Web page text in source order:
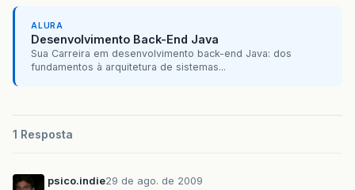
ALURA
Desenvolvimento Back-End Java
Sua Carreira em desenvolvimento back-end Java: dos
fundamentos à arquitetura de sistemas...
1 Resposta
psico.indie29 de ago. de 2009